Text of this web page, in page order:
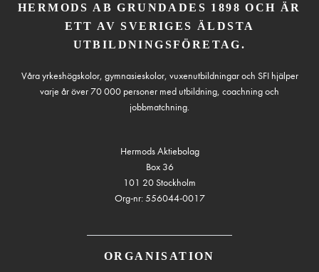
HERMODS AB GRUNDADES 1898 OCH ÄR
ETT AV SVERIGES ÄLDSTA
UTBILDNINGSFÖRETAG.
Våra yrkeshögskolor, gymnasieskolor, vuxenutbildningar och SFI hjälper
varje år över 70 000 personer med utbildning, coachning och
jobbmatchning.
Hermods Aktiebolag
Box 36
101 20 Stockholm
Org-nr: 556044-0017
ORGANISATION